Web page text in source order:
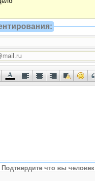
Подтвердите что вы человек